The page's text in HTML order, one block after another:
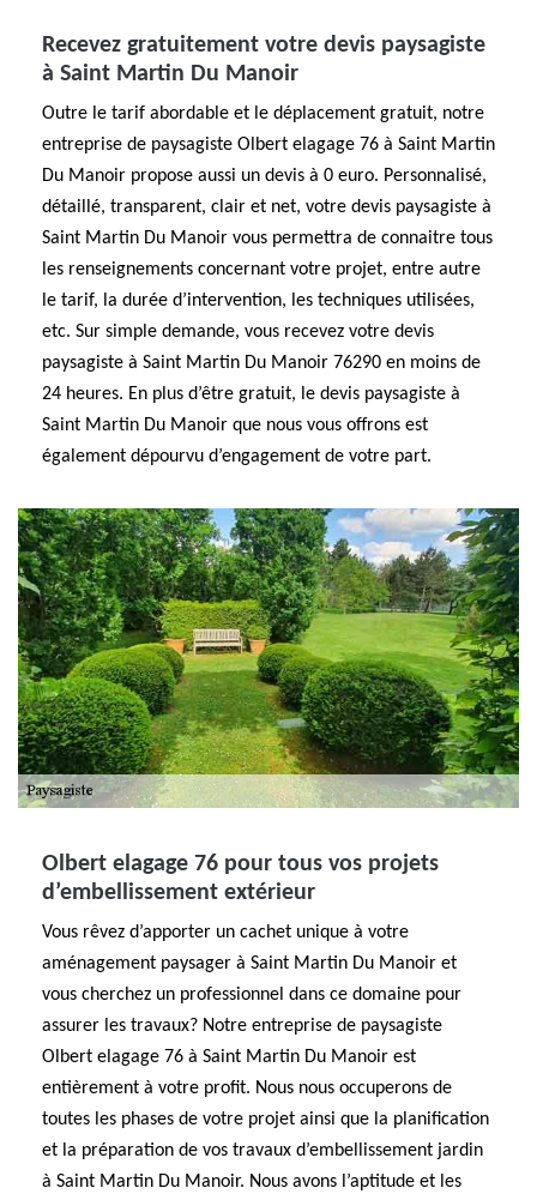
Recevez gratuitement votre devis paysagiste
à Saint Martin Du Manoir
Outre le tarif abordable et le déplacement gratuit, notre
entreprise de paysagiste Olbert elagage 76 à Saint Martin
Du Manoir propose aussi un devis à 0 euro. Personnalisé,
détaillé, transparent, clair et net, votre devis paysagiste à
Saint Martin Du Manoir vous permettra de connaitre tous
les renseignements concernant votre projet, entre autre
le tarif, la durée d’intervention, les techniques utilisées,
etc. Sur simple demande, vous recevez votre devis
paysagiste à Saint Martin Du Manoir 76290 en moins de
24 heures. En plus d’être gratuit, le devis paysagiste à
Saint Martin Du Manoir que nous vous offrons est
également dépourvu d’engagement de votre part.
Olbert elagage 76 pour tous vos projets
d’embellissement extérieur
Vous rêvez d’apporter un cachet unique à votre
aménagement paysager à Saint Martin Du Manoir et
vous cherchez un professionnel dans ce domaine pour
assurer les travaux? Notre entreprise de paysagiste
Olbert elagage 76 à Saint Martin Du Manoir est
entièrement à votre profit. Nous nous occuperons de
toutes les phases de votre projet ainsi que la planification
et la préparation de vos travaux d’embellissement jardin
à Saint Martin Du Manoir. Nous avons l’aptitude et les